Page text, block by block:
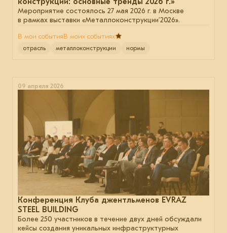
Мероприятие состоялось 27 мая 2026 г. в Москве
в рамках выставки «Металлоконструкции’2026».
В мои событияВ моих событиях
отрасль металлоконструкции нормы
09 апреля 2026
Конференция Клуба джентльменов EVRAZ
STEEL BUILDING
Более 250 участников в течение двух дней обсуждали
кейсы создания уникальных инфраструктурных